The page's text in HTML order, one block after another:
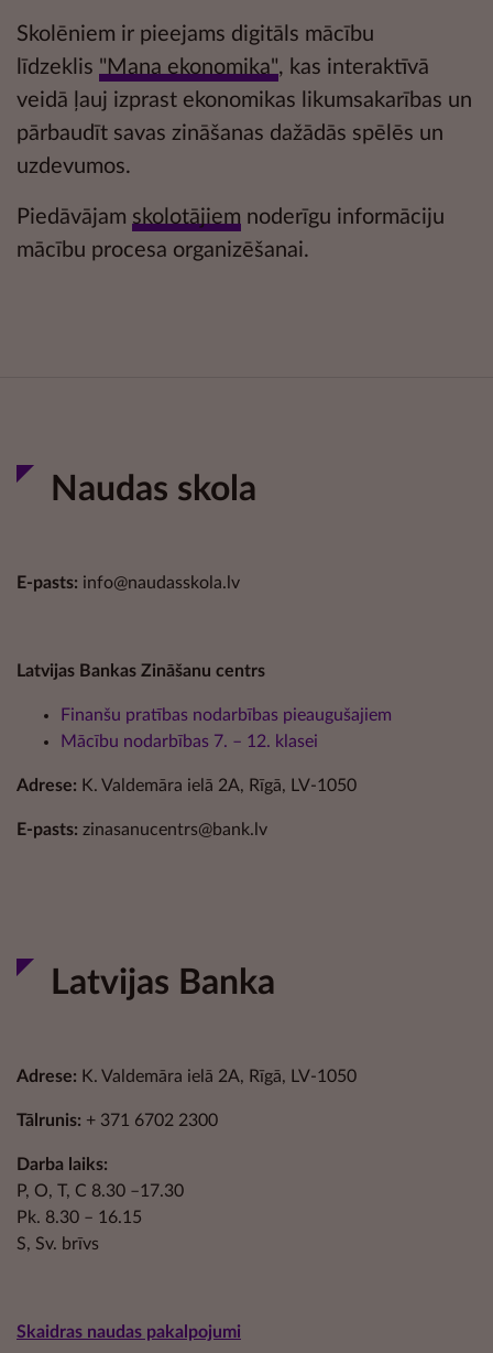
Skolēniem ir pieejams digitāls mācību
līdzeklis "Mana ekonomika", kas interaktīvā
veidā ļauj izprast ekonomikas likumsakarības un
pārbaudīt savas zināšanas dažādās spēlēs un
uzdevumos.
Piedāvājam skolotājiem noderīgu informāciju
mācību procesa organizēšanai.
Naudas skola
E-pasts: info@naudasskola.lv
Latvijas Bankas Zināšanu centrs
Finanšu pratības nodarbības pieaugušajiem
Mācību nodarbības 7. – 12. klasei
Adrese: K. Valdemāra ielā 2A, Rīgā, LV-1050
E-pasts: zinasanucentrs@bank.lv
Latvijas Banka
Adrese: K. Valdemāra ielā 2A, Rīgā, LV-1050
Tālrunis: + 371 6702 2300
Darba laiks:
P, O, T, C 8.30 –17.30
Pk. 8.30 – 16.15
S, Sv. brīvs
Skaidras naudas pakalpojumi